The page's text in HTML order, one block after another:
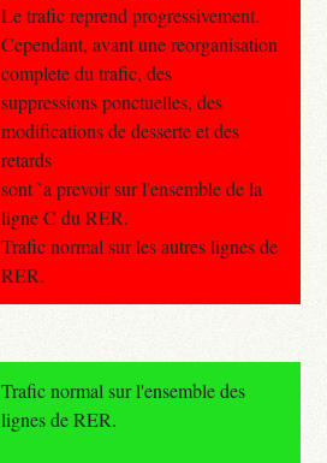
Le trafic reprend progressivement.
Cependant, avant une reorganisation
complete du trafic, des
suppressions ponctuelles, des
modifications de desserte et des
retards
sont `a prevoir sur l'ensemble de la
ligne C du RER.
Trafic normal sur les autres lignes de
RER.
Trafic normal sur l'ensemble des
lignes de RER.